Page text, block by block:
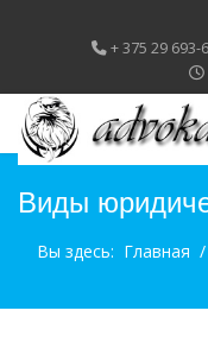
+ 375 29 693-
Виды
Вы здесь: Главная